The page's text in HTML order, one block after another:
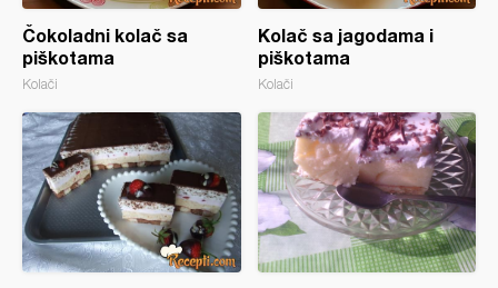
Čokoladni kolač sa
piškotama
Kolači
Kolač sa jagodama i
piškotama
Kolači